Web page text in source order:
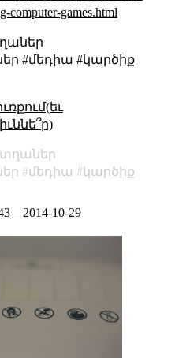
computer-games.html
#մեդիա #կարծիք
մեդիա
կարծիք
– 2014-10-29